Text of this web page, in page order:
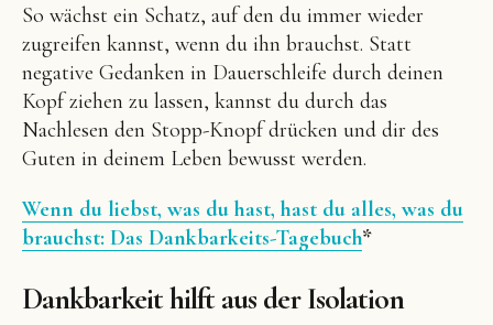
So wächst ein Schatz, auf den du immer wieder
zugreifen kannst, wenn du ihn brauchst. Statt
negative Gedanken in Dauerschleife durch deinen
Kopf ziehen zu lassen, kannst du durch das
Nachlesen den Stopp-Knopf drücken und dir des
Guten in deinem Leben bewusst werden.
Wenn du liebst, was du hast, hast du alles, was du
brauchst: Das Dankbarkeits-Tagebuch*
Dankbarkeit hilft aus der Isolation